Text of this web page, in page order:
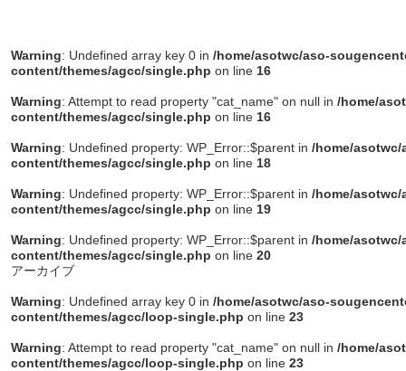
Warning: Undefined array key 0 in /home/asotwc/aso-
content/themes/agcc/single.php on line 16
Warning: Attempt to read property "cat_name" on null in /home/
content/themes/agcc/single.php on line 16
Warning: Undefined property: WP_Error::$parent in /home/
content/themes/agcc/single.php on line 18
Warning: Undefined property: WP_Error::$parent in /home/
content/themes/agcc/single.php on line 19
Warning: Undefined property: WP_Error::$parent in /home/
content/themes/agcc/single.php on line 20
アーカイブ
Warning: Undefined array key 0 in /home/asotwc/aso-
content/themes/agcc/loop-single.php on line 23
Warning: Attempt to read property "cat_name" on null in /home/
content/themes/agcc/loop-single.php on line 23